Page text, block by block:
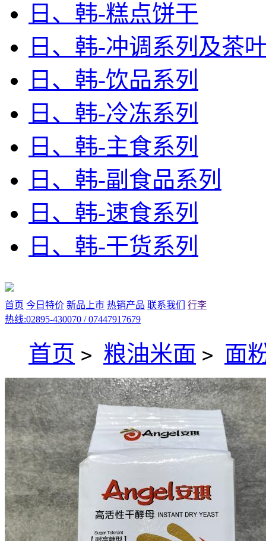
日、韩-糕点饼干
日、韩-冲调系列及茶
日、韩-饮品系列
日、韩-冷冻系列
日、韩-主食系列
日、韩-副食品系列
日、韩-速食系列
日、韩-干货系列
首页 今日特价 新品上市 热销产品 联系我们
行李
热线:02895-430070 / 07447917679
首页 > 粮油米面 > 面